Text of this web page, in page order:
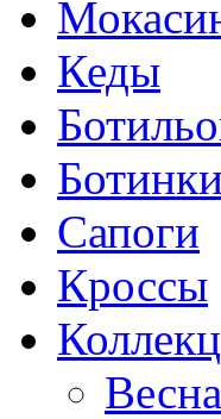
Кеды
Ботинки
Сапоги
Кроссы